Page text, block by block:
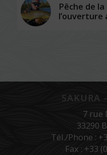
Pêche de
l’ouverture
SAKURA
7 rue
33290
Tél./Phone :
Fax : +33